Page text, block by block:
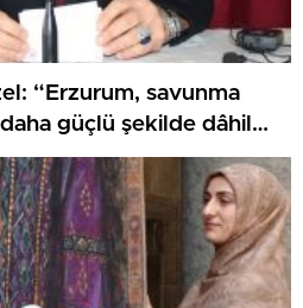
“Erzurum, savunma
güçlü şekilde dâhil